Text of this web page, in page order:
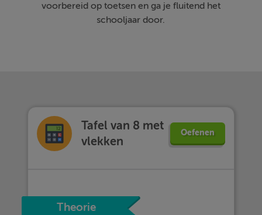
voorbereid op toetsen en ga je fluitend het
schooljaar door.
Tafel van 8 met
vlekken
Oefenen
Theorie